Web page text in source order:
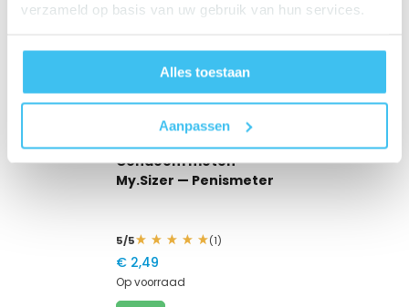
verzameld op basis van uw gebruik van hun services.
Alles toestaan
Aanpassen
Condoom meten
My.Sizer — Penismeter
5/5 (1)
€ 2,49
Op voorraad